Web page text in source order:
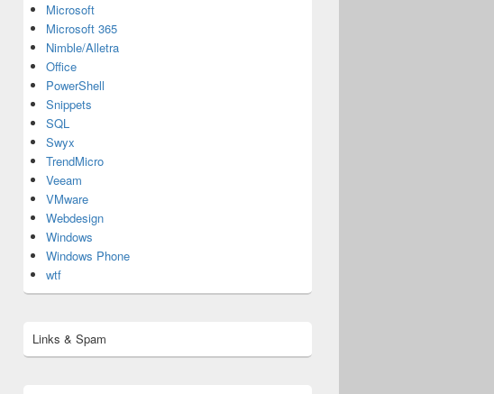
Microsoft
Microsoft 365
Nimble/Alletra
Office
PowerShell
Snippets
SQL
Swyx
TrendMicro
Veeam
VMware
Webdesign
Windows
Windows Phone
wtf
Links & Spam